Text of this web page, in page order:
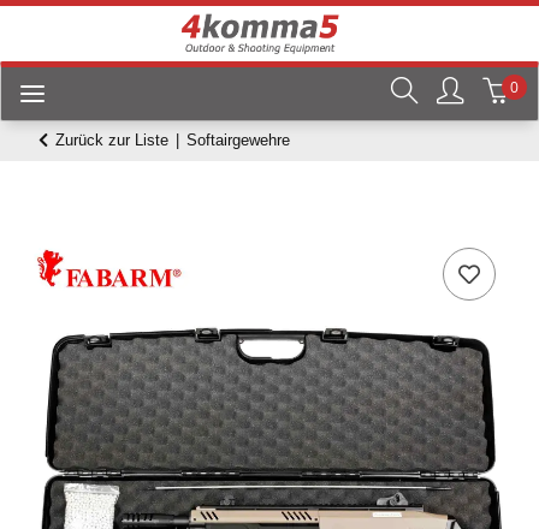
0
Zurück zur Liste Softairgewehre